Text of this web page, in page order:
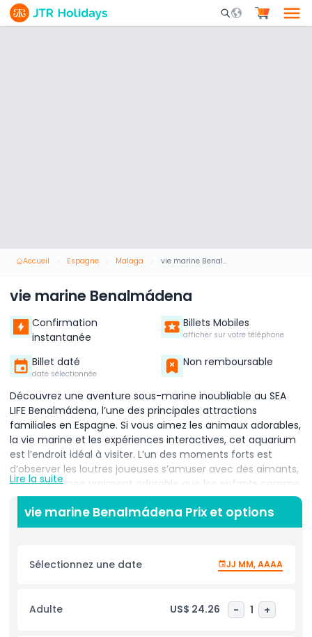
Mobile Search
Accueil Espagne Malaga vie marine Benalmádena
vie marine Benalmádena
Confirmation
instantanée
Billets Mobiles
afficher sur votre téléphone
Billet daté
date sélectionnée
Non remboursable
Découvrez une aventure sous-marine inoubliable au SEA
LIFE Benalmádena, l’une des principales attractions
familiales en Espagne. Si vous aimez les animaux adorables,
la vie marine et les expériences interactives, cet aquarium
est l’endroit idéal à visiter. L’un des moments forts est
d’observer les loutres joueuses s’amuser avec des aimants,
une expérience vraiment adorable que les enfants comme
les adultes apprécieront. Explorez le monde fascinant sous
la mer en traversant le tunnel océanique en verre
étonnant, où les requins et les raies gracieuses nagent
mer au déplacement lent, des poissons tropicaux colorés
et des pieuvres intelligentes cachées dans les eaux
opportunités passionnantes de découvrir de près une
faune marine incroyable. Ne manquez pas l’expérience
Lire la suite
vie marine Benalmádena Prix et options
Sélectionnez une date JJ MM, AAAA
Adulte US$ 24.26 - 1 +